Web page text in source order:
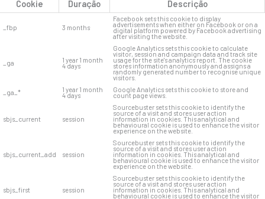
Cookie Duração Descrição
_fbp 3 months
Facebook sets this cookie to display
advertisements when either on Facebook or on a
digital platform powered by Facebook advertising
after visiting the website.
_ga 1 year 1 month
4 days
Google Analytics sets this cookie to calculate
visitor, session and campaign data and track site
usage for the site's analytics report. The cookie
stores information anonymously and assigns a
randomly generated number to recognise unique
visitors.
_ga_*
1 year 1 month
4 days
Google Analytics sets this cookie to store and
count page views.
sbjs_current session
Sourcebuster sets this cookie to identify the
source of a visit and stores user action
information in cookies. This analytical and
behavioural cookie is used to enhance the visitor
experience on the website.
sbjs_current_add session
Sourcebuster sets this cookie to identify the
source of a visit and stores user action
information in cookies. This analytical and
behavioural cookie is used to enhance the visitor
experience on the website.
sbjs_first session
Sourcebuster sets this cookie to identify the
source of a visit and stores user action
information in cookies. This analytical and
behavioural cookie is used to enhance the visitor